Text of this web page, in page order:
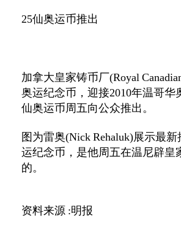
日
25仙奥运币推出
加拿大皇家铸币厂(Royal
奥运纪念币，迎接2010年温哥华
仙奥运币周五向公众推出。
图为雷奥(Nick Rehaluk)展示最新
运纪念币，是他周五在温尼辟皇
的。
资料来源 :明报